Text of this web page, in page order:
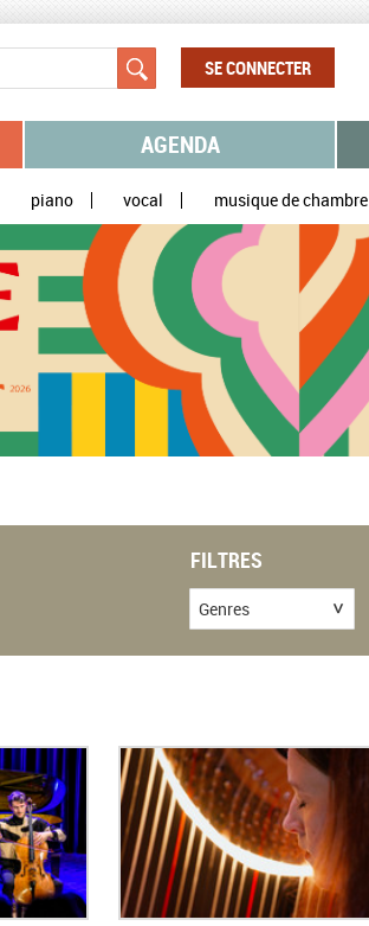
SE CONNECTER
AGENDA
piano vocal musique de chambre
FILTRES
Genres